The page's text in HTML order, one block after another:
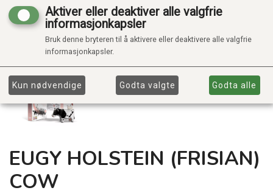
EUGY HOLSTEIN (FRISIAN)
COW
Aktiver eller deaktiver alle valgfrie
informasjonkapsler
Bruk denne bryteren til å aktivere eller deaktivere alle valgfrie
informasjonkapsler.
Kun nødvendige Godta valgte Godta alle